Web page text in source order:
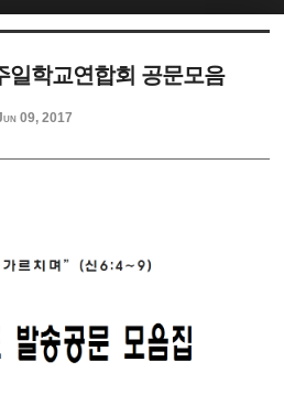
일학교연합회 공문모음
09, 2017케치북5
케치북5